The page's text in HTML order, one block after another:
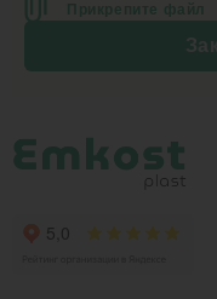
Прикрепите файл